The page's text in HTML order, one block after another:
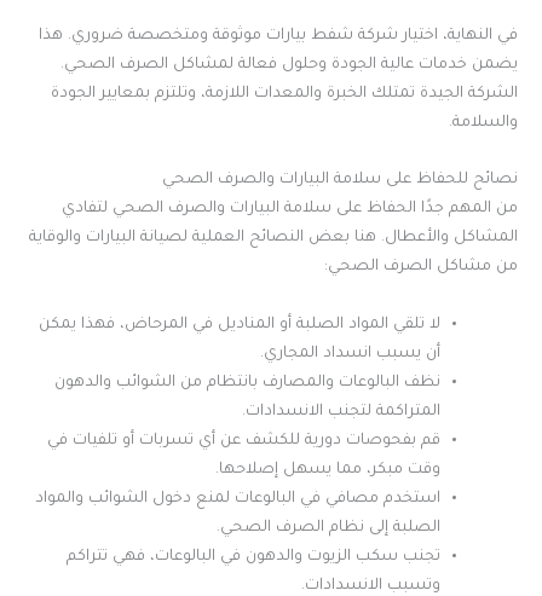
في النهاية، اختيار شركة شفط بيارات موثوقة ومتخصصة ضروري. هذا
يضمن خدمات عالية الجودة وحلول فعالة لمشاكل الصرف الصحي.
الشركة الجيدة تمتلك الخبرة والمعدات اللازمة، وتلتزم بمعايير الجودة
والسلامة.
نصائح للحفاظ على سلامة البيارات والصرف الصحي
من المهم جدًا الحفاظ على سلامة البيارات والصرف الصحي لتفادي
المشاكل والأعطال. هنا بعض النصائح العملية لصيانة البيارات والوقاية
من مشاكل الصرف الصحي:
لا تلقي المواد الصلبة أو المناديل في المرحاض، فهذا يمكن
أن يسبب انسداد المجاري.
نظف البالوعات والمصارف بانتظام من الشوائب والدهون
المتراكمة لتجنب الانسدادات.
قم بفحوصات دورية للكشف عن أي تسربات أو تلفيات في
وقت مبكر، مما يسهل إصلاحها.
استخدم مصافي في البالوعات لمنع دخول الشوائب والمواد
الصلبة إلى نظام الصرف الصحي.
تجنب سكب الزيوت والدهون في البالوعات، فهي تتراكم
وتسبب الانسدادات.